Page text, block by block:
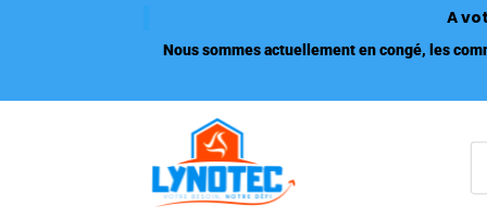
A
Nous sommes actuellement en congé, les